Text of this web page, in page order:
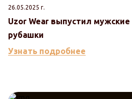
26.05.2025 г.
Uzor Wear выпустил
рубашки
Узнать подробнее